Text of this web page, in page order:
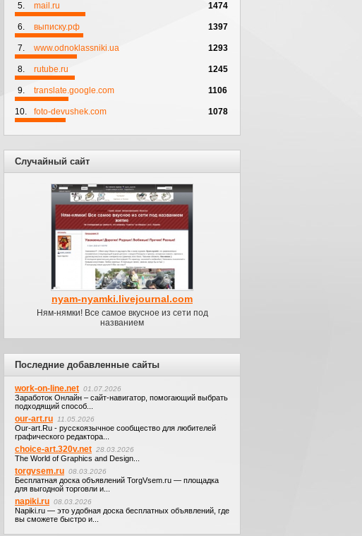
5. mail.ru 1474
6. выписку.рф 1397
7. www.odnoklassniki.ua 1293
8. rutube.ru 1245
9. translate.google.com 1106
10. foto-devushek.com 1078
Случайный сайт
nyam-nyamki.livejournal.com
Ням-нямки! Все самое вкусное из сети под
названием
Последние добавленные сайты
work-on-line.net 01.07.2026
Заработок Онлайн – сайт-навигатор, помогающий выбрать
подходящий способ...
our-art.ru 11.05.2026
Our-art.Ru - русскоязычное сообщество для любителей
графического редактора...
choice-art.320v.net 28.03.2026
The World of Graphics and Design...
torgvsem.ru 08.03.2026
Бесплатная доска объявлений TorgVsem.ru — площадка
для выгодной торговли и...
napiki.ru 08.03.2026
Napiki.ru — это удобная доска бесплатных объявлений, где
вы сможете быстро и...